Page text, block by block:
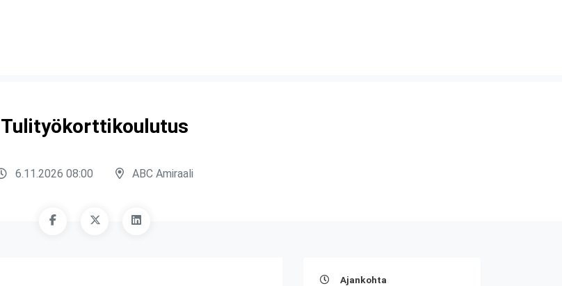
Tulityökorttikoulutus
6.11.2026 08:00 ABC Amiraali
Ajankohta